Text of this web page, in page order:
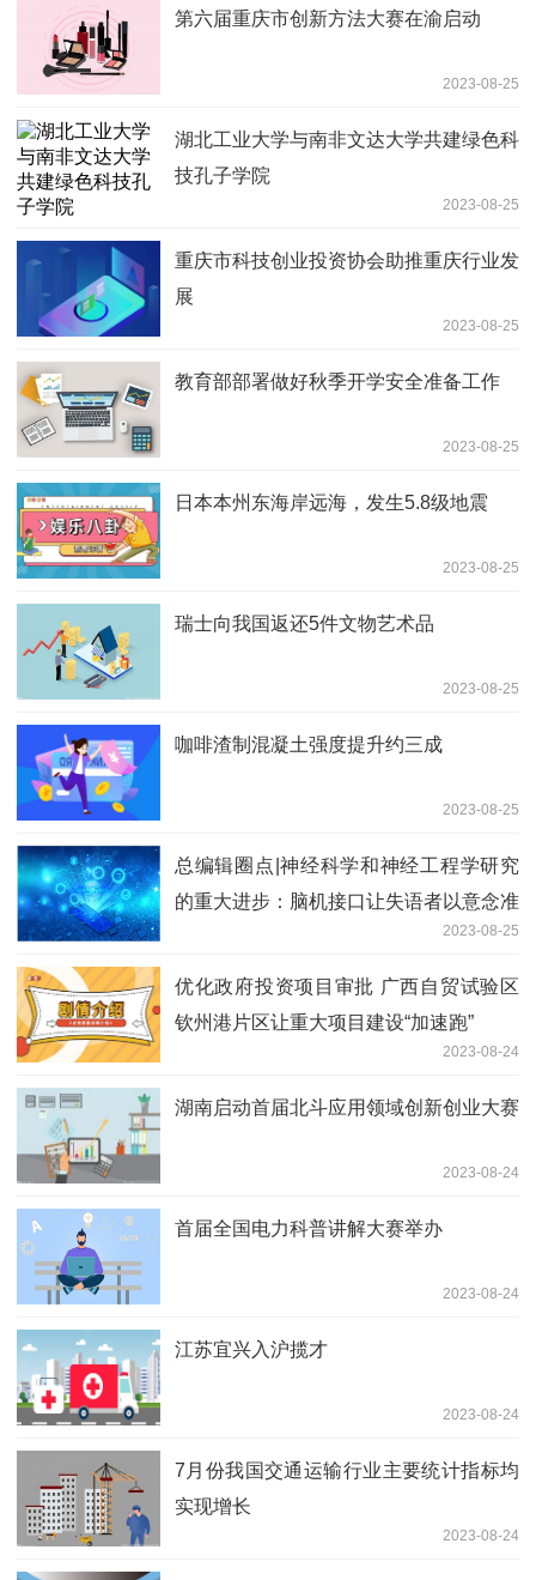
第六届重庆市创新方法大赛在渝启动
2023-08-25
湖北工业大学与南非文达大学共建绿色科
技孔子学院
2023-08-25
重庆市科技创业投资协会助推重庆行业发
展
2023-08-25
教育部部署做好秋季开学安全准备工作
2023-08-25
日本本州东海岸远海，发生5.8级地震
2023-08-25
瑞士向我国返还5件文物艺术品
2023-08-25
咖啡渣制混凝土强度提升约三成
2023-08-25
总编辑圈点|神经科学和神经工程学研究
的重大进步：脑机接口让失语者以意念准
2023-08-25
优化政府投资项目审批 广西自贸试验区
钦州港片区让重大项目建设“加速跑”
2023-08-24
湖南启动首届北斗应用领域创新创业大赛
2023-08-24
首届全国电力科普讲解大赛举办
2023-08-24
江苏宜兴入沪揽才
2023-08-24
7月份我国交通运输行业主要统计指标均
实现增长
2023-08-24